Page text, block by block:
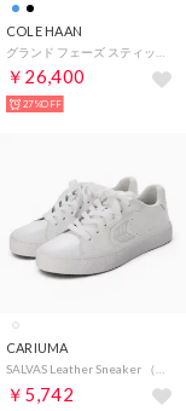
COLE HAAN
￥26,400
27%OFF
CARIUMA
￥5,742